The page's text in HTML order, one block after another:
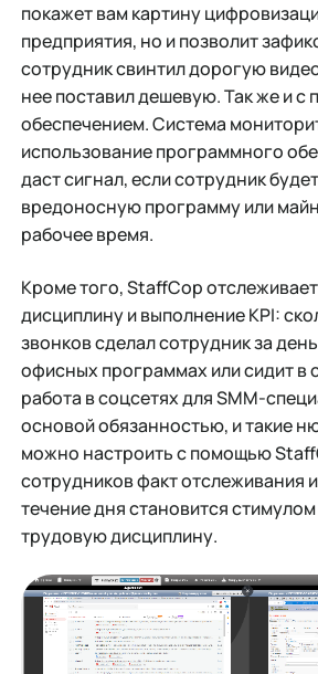
покажет вам картину
предприятия, но и позволит
сотрудник свинтил дорогую
нее поставил дешевую. Так же и
обеспечением. Система
использование программного
даст сигнал, если сотрудник
вредоносную программу или
рабочее время.
Кроме того, StaffCop
дисциплину и выполнение KPI:
звонков сделал сотрудник за
офисных программах или сидит в
работа в соцсетях для SMM-
основой обязанностью, и такие
можно настроить с помощью
сотрудников факт отслеживания
течение дня становится
трудовую дисциплину.